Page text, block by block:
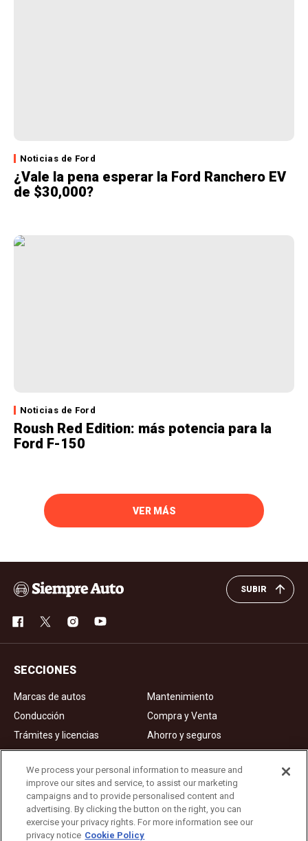
Noticias de Ford
¿Vale la pena esperar la Ford Ranchero EV
de $30,000?
Noticias de Ford
Roush Red Edition: más potencia para la
Ford F-150
VER MÁS
SUBIR
SECCIONES
Marcas de autos
Mantenimiento
Conducción
Compra y Venta
Trámites y licencias
Ahorro y seguros
Noticias
Videos de autos
Ad Choices
About Us
We process your personal information to measure and
improve our sites and service, to assist our marketing
campaigns and to provide personalised content and
advertising. By clicking the button on the right, you can
exercise your privacy rights. For more information see our
privacy notice Cookie Policy